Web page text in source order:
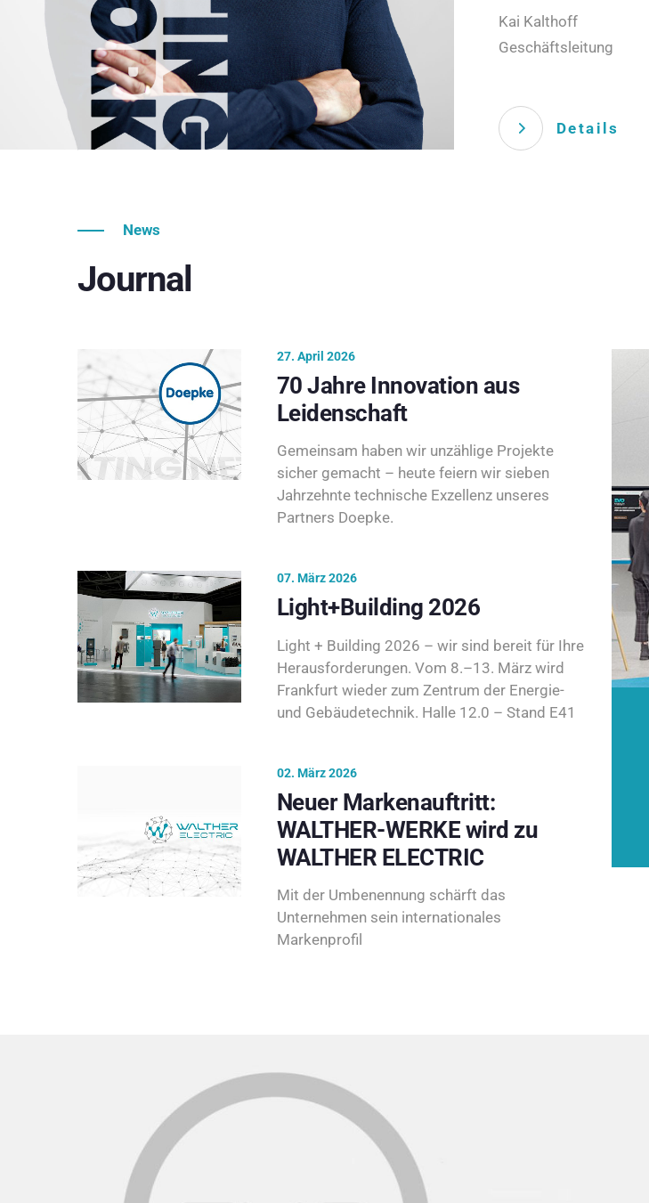
Kai Kalthoff
Geschäftsleitung
Details
News
Journal
27. April 2026
70 Jahre Innovation aus
Leidenschaft
Gemeinsam haben wir unzählige Projekte
sicher gemacht – heute feiern wir sieben
Jahrzehnte technische Exzellenz unseres
Partners Doepke.
07. März 2026
Light+Building 2026
Light + Building 2026 – wir sind bereit für Ihre
Herausforderungen. Vom 8.–13. März wird
Frankfurt wieder zum Zentrum der Energie-
und Gebäudetechnik. Halle 12.0 – Stand E41
02. März 2026
Neuer Markenauftritt:
WALTHER-WERKE wird zu
WALTHER ELECTRIC
Mit der Umbenennung schärft das
Unternehmen sein internationales
Markenprofil